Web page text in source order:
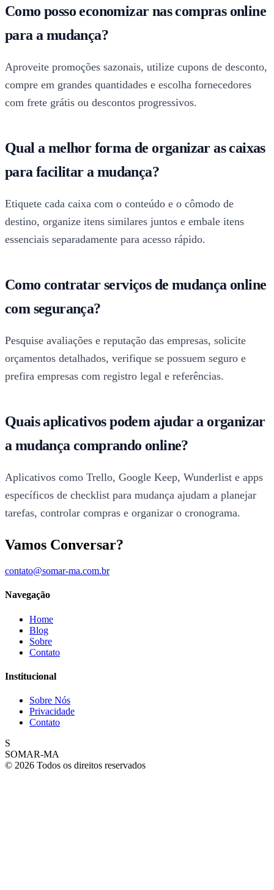
Como posso economizar nas compras online
para a mudança?
Aproveite promoções sazonais, utilize cupons de desconto,
compre em grandes quantidades e escolha fornecedores
com frete grátis ou descontos progressivos.
Qual a melhor forma de organizar as caixas
para facilitar a mudança?
Etiquete cada caixa com o conteúdo e o cômodo de
destino, organize itens similares juntos e embale itens
essenciais separadamente para acesso rápido.
Como contratar serviços de mudança online
com segurança?
Pesquise avaliações e reputação das empresas, solicite
orçamentos detalhados, verifique se possuem seguro e
prefira empresas com registro legal e referências.
Quais aplicativos podem ajudar a organizar
a mudança comprando online?
Aplicativos como Trello, Google Keep, Wunderlist e apps
específicos de checklist para mudança ajudam a planejar
tarefas, controlar compras e organizar o cronograma.
Vamos Conversar?
contato@somar-ma.com.br
Navegação
Home
Blog
Sobre
Contato
Institucional
Sobre Nós
Privacidade
Contato
S
SOMAR-MA
© 2026 Todos os direitos reservados